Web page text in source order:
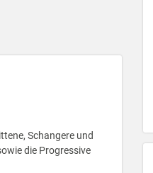
Schangere und
die Progressive